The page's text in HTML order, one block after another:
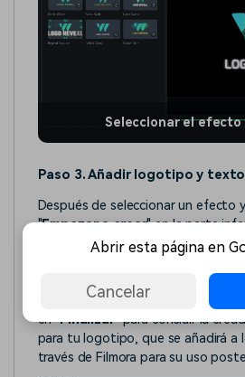
Seleccionar el efecto
Paso 3. Añadir logotipo y
Después de seleccionar un efecto
"Empezar a crear" en la parte
que añadir la imagen de tu
revelación del logotipo a través de
". Con todas las ediciones
en "Finalizar" para concluir la
para tu logotipo, que se añadirá a
través de Filmora para su uso
Abrir esta página en
Cancelar